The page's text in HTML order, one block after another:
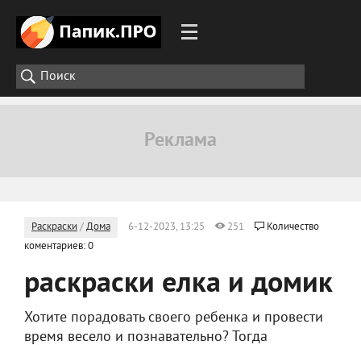
Раскраски /Дома 6-12-2023, 13:25 251
Количество
коментариев: 0
раскраски елка и домик
Хотите порадовать своего ребенка и провести
время весело и познавательно? Тогда